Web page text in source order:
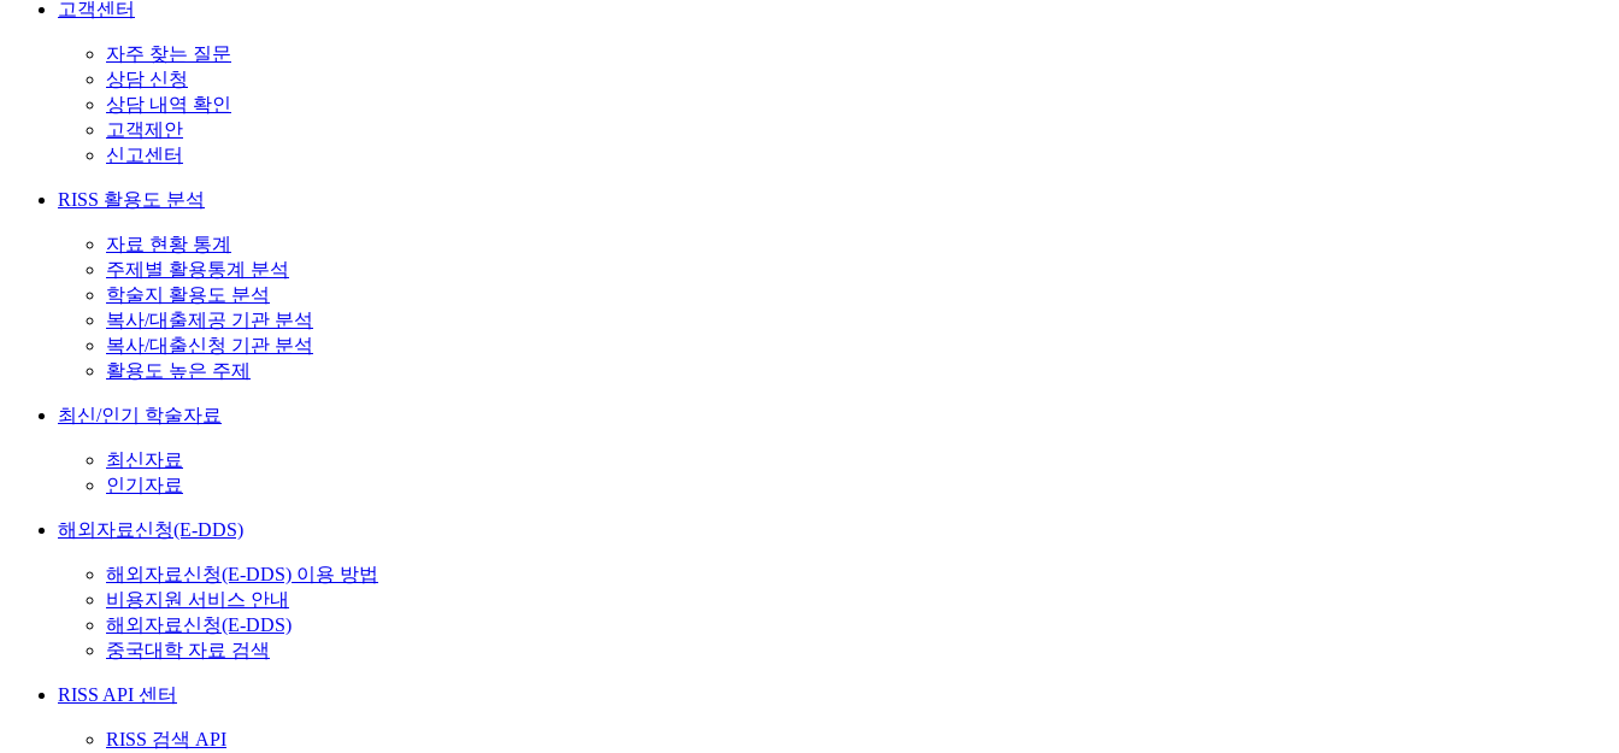
고객센터
자주 찾는 질문
상담 신청
상담 내역 확인
고객제안
신고센터
RISS 활용도 분석
자료 현황 통계
주제별 활용통계 분석
학술지 활용도 분석
복사/대출제공 기관 분석
복사/대출신청 기관 분석
활용도 높은 주제
최신/인기 학술자료
최신자료
인기자료
해외자료신청(E-DDS)
해외자료신청(E-DDS) 이용 방법
비용지원 서비스 안내
해외자료신청(E-DDS)
중국대학 자료 검색
RISS API 센터
RISS 검색 API